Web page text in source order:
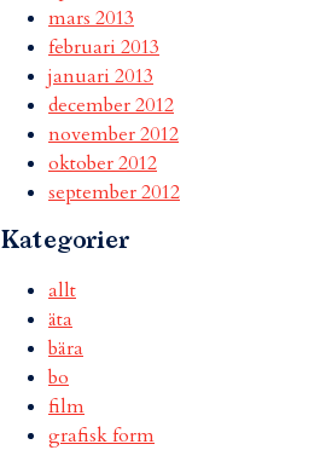
mars 2013
februari 2013
januari 2013
december 2012
november 2012
oktober 2012
september 2012
Kategorier
allt
äta
bära
bo
film
grafisk form